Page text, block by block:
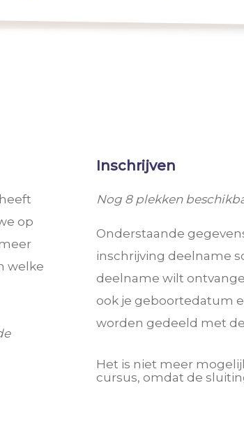
op
welke
Inschrijven
Nog 8 plekken
Onderstaande
inschrijving deelname
deelname wilt
ook je geboortedatum
worden gedeeld met
Het is niet meer
cursus, omdat de